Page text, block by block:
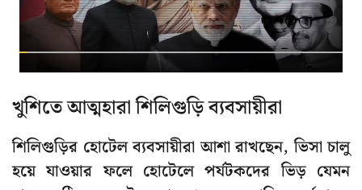
খুশিতে আত্মহারা শিলিগুড়ি ব্যবসায়ীরা
শিলিগুড়ির হোটেল ব্যবসায়ীরা আশা রাখছেন, ভিসা চালু
হয়ে যাওয়ার ফলে হোটেলে পর্যটকদের ভিড় যেমন